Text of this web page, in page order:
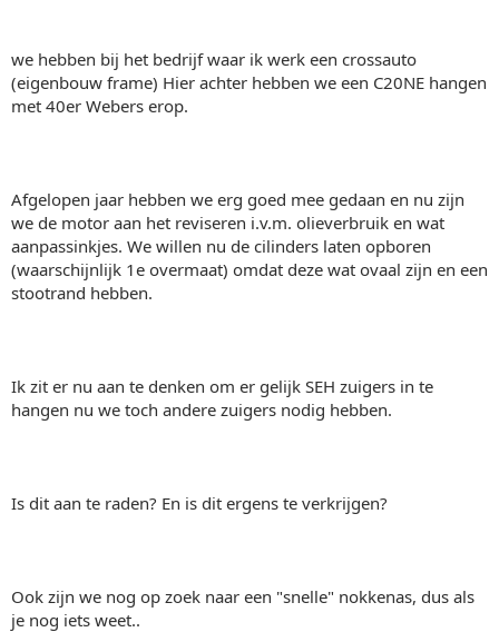
we hebben bij het bedrijf waar ik werk een crossauto
(eigenbouw frame) Hier achter hebben we een C20NE hangen
met 40er Webers erop.
Afgelopen jaar hebben we erg goed mee gedaan en nu zijn
we de motor aan het reviseren i.v.m. olieverbruik en wat
aanpassinkjes. We willen nu de cilinders laten opboren
(waarschijnlijk 1e overmaat) omdat deze wat ovaal zijn en een
stootrand hebben.
Ik zit er nu aan te denken om er gelijk SEH zuigers in te
hangen nu we toch andere zuigers nodig hebben.
Is dit aan te raden? En is dit ergens te verkrijgen?
Ook zijn we nog op zoek naar een "snelle" nokkenas, dus als
je nog iets weet..